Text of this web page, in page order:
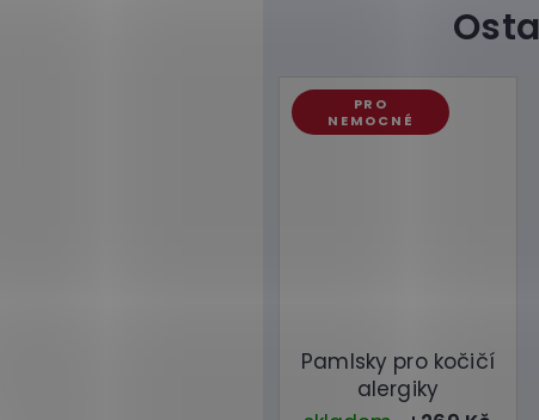
PRO
NEMOCNÉ
Pamlsky pro kočičí
alergiky